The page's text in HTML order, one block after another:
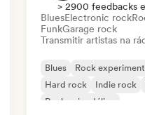
> 2900 feedbacks
BluesElectronic rock
FunkGarage rock
Transmitir artistas na
Blues Rock
Hard rock
Indie rock
Rock psicodélico